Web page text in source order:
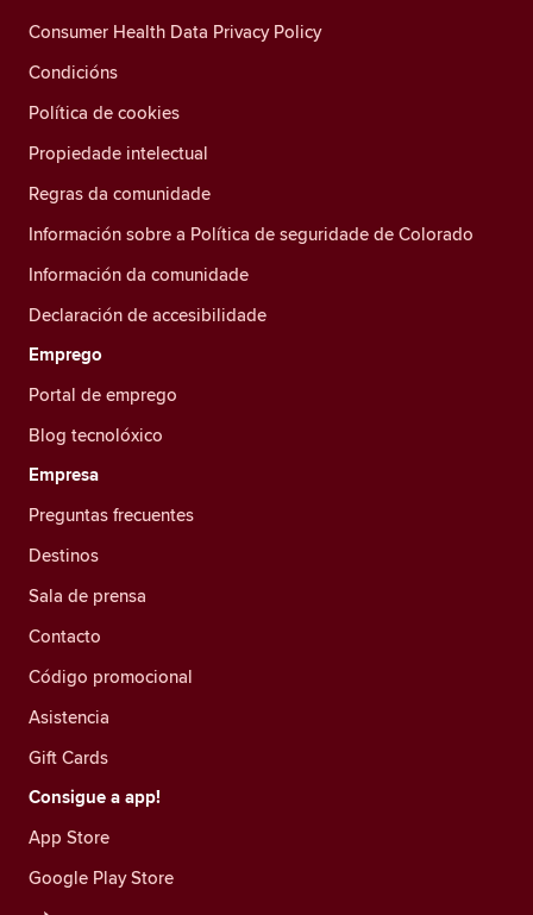
Consumer Health Data Privacy Policy
Condicións
Política de cookies
Propiedade intelectual
Regras da comunidade
Información sobre a Política de seguridade de Colorado
Información da comunidade
Declaración de accesibilidade
Emprego
Portal de emprego
Blog tecnolóxico
Empresa
Preguntas frecuentes
Destinos
Sala de prensa
Contacto
Código promocional
Asistencia
Gift Cards
Consigue a app!
App Store
Google Play Store